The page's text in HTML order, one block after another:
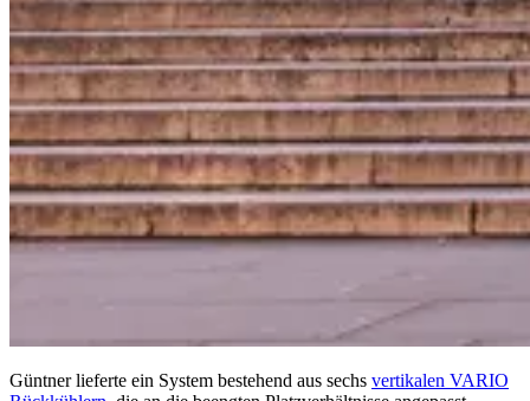
Güntner lieferte ein System bestehend aus sechs vertikalen VARIO